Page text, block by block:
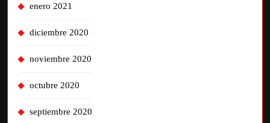
enero 2021
diciembre 2020
noviembre 2020
octubre 2020
septiembre 2020